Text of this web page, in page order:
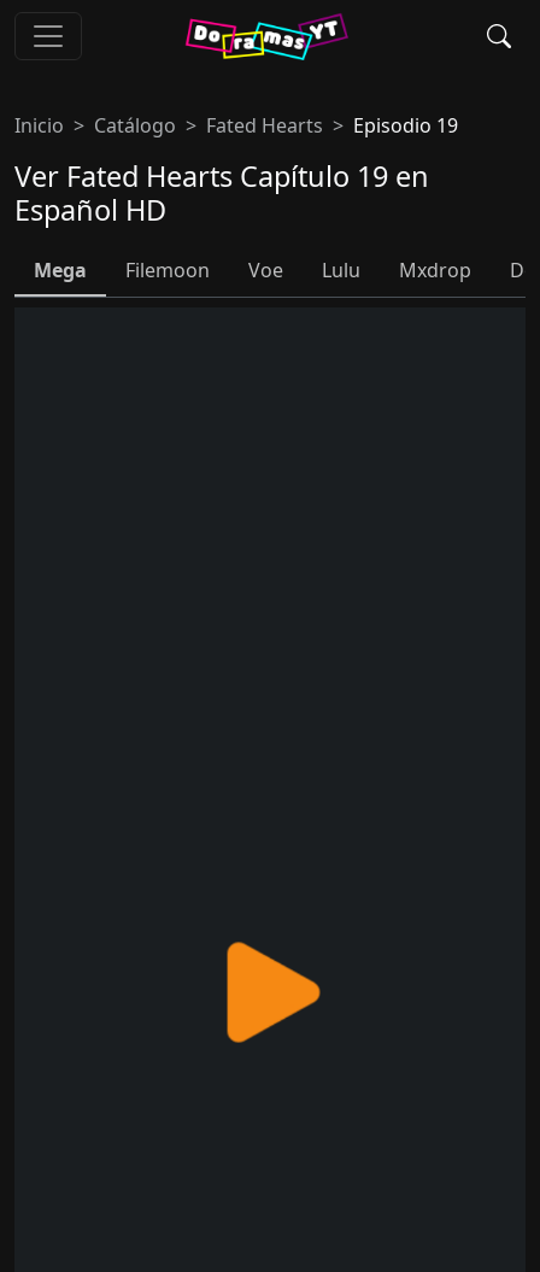
Inicio Catálogo Fated Hearts Episodio 19
Ver Fated Hearts Capítulo 19 en
Español HD
Mega Filemoon Voe Lulu Mxdrop